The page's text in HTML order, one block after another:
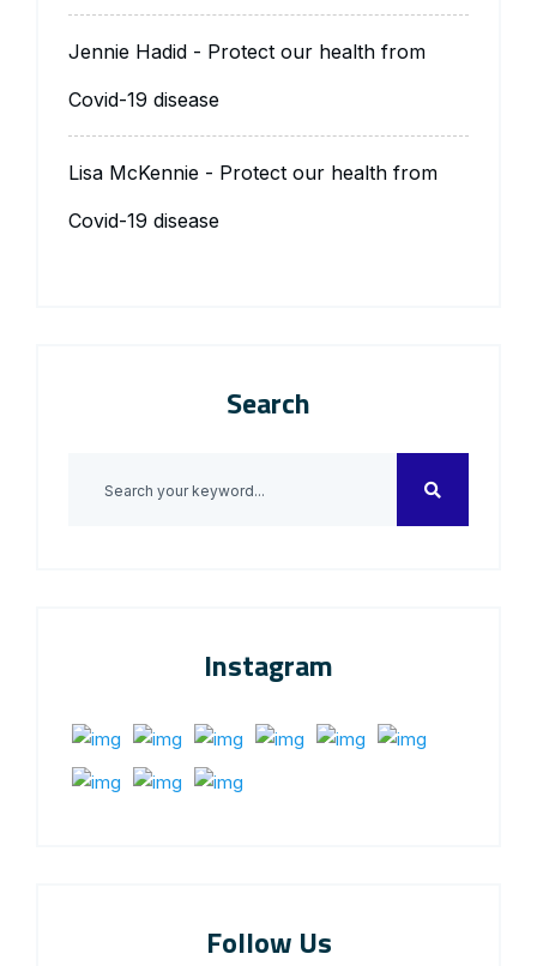
Jennie Hadid - Protect our health from
Covid-19 disease
Lisa McKennie - Protect our health from
Covid-19 disease
Search
Instagram
Follow Us